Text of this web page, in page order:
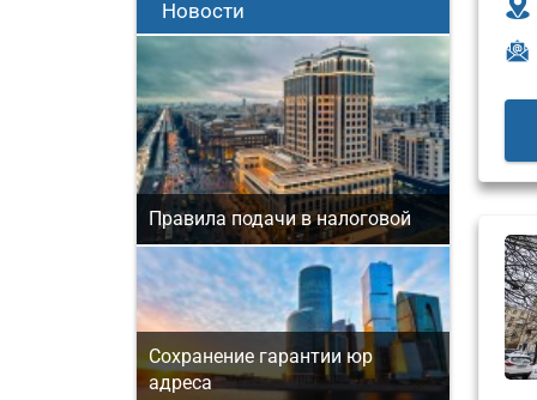
Новости
Правила подачи в налоговой
Сохранение гарантии юр
адреса